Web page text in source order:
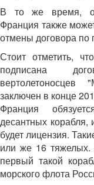
В то же время,
Франция также
отмены договора по
Стоит отметить,
подписана
заключен в конце
Франция
десантных корабля,
будет лицензия.
или же 16 тяжелых.
первый такой
морского флота